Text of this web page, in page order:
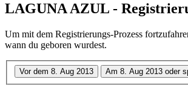
LAGUNA AZUL -
Um mit dem Registrierungs-Prozess
wann du geboren wurdest.